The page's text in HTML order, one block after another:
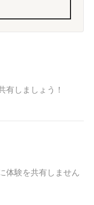
有しましょう！
体験を共有しません